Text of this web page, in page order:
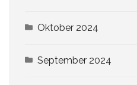
Oktober 2024
September 2024